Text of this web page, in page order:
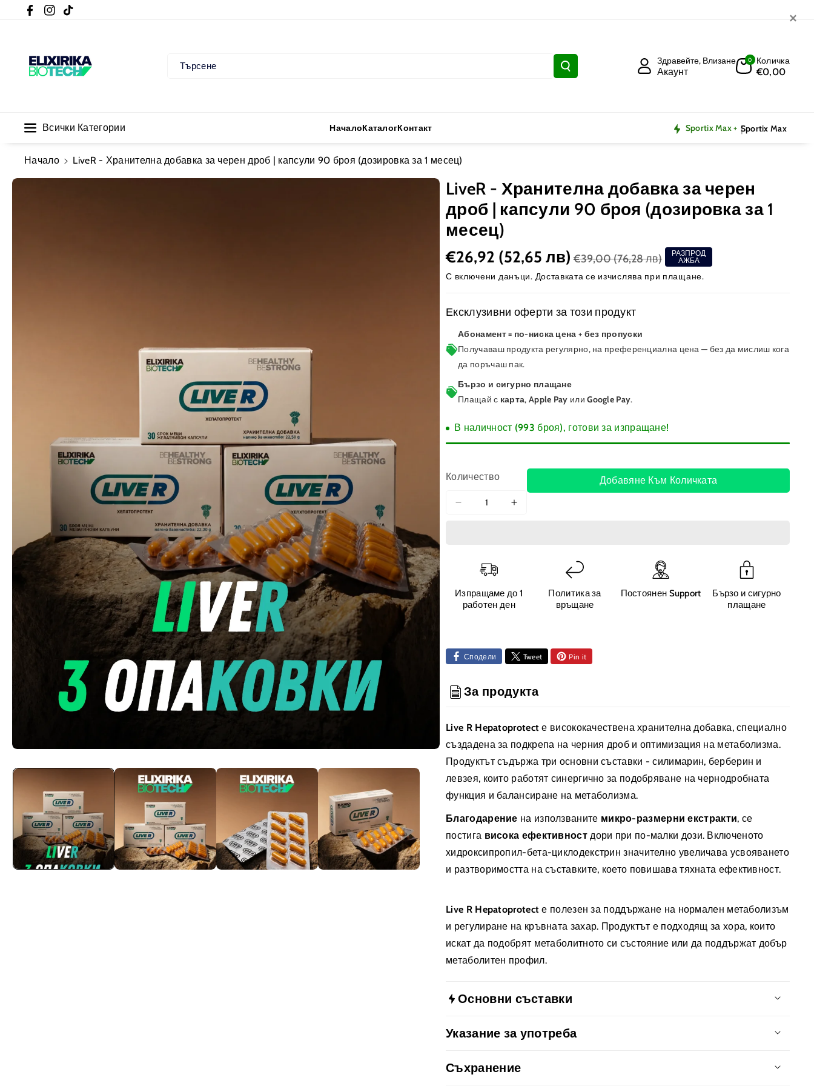
Ане Към С
Ъдържани
Facebook
Instagram
TikTok
Търсене
Здравейте, Влизане
Акаунт
0 Количка
€0,00
Всички Категории НачалоКаталогКонтакт Sportix Max + Sportix Max
Начало
LiveR - Хранителна добавка за черен дроб | капсули 90 броя (дозировка за 1 месец)
LiveR - Хранителна добавка за черен
дроб | капсули 90 броя (дозировка за 1
месец)
€26,92 (52,65 лв) €39,00(76,28 лв)
РАЗПРОД
АЖБА
С включени данъци. Доставката се изчислява при плащане.
Ексклузивни оферти за този продукт
Абонамент = по-ниска цена + без пропуски
Получаваш продукта регулярно, на преференциална цена — без да мислиш кога
да поръчаш пак.
Бързо и сигурно плащане
Плащай с карта, Apple Pay илиGoogle Pay.
В наличност (993 броя), готови за изпращане!
Количество
Намаляване
LiveR
Хранителна
добавка
|
капсули
броя
за
1
месец)
Увеличаване
Хранителна
добавка
|
капсули
броя
за
1
месец)
Добавяне Към Количката
Изпращаме до 1
работен ден
Политика за
връщане
Постоянен Support
Бързо и сигурно
плащане
Сподели Tweet Pin it
За продукта
Live R Hepatoprotect е висококачествена хранителна добавка, специално
създадена за подкрепа на черния дроб и оптимизация на метаболизма.
Продуктът съдържа три основни съставки - силимарин, берберин и
левзея, които работят синергично за подобряване на чернодробната
функция и балансиране на метаболизма.
Благодарение на използваните микро-размерни екстракти, се
постига висока ефективностдори при по-малки дози. Включеното
хидроксипропил-бета-циклодекстрин значително увеличава усвояването
и разтворимостта на съставките, което повишава тяхната ефективност.
Live R Hepatoprotect е полезен за поддържане на нормален метаболизъм
и регулиране на кръвната захар. Продуктът е подходящ за хора, които
искат да подобрят метаболитното си състояние или да поддържат добър
метаболитен профил.
Основни съставки
екстракт на Силимарин (80%) от семена на бял трън – 50 mg,
Aristata) - 100 mg, Стандартизиран екстракт на Левзея (Rhaponticum
Указание за употреба
Не превишавайте препоръчителната дневна доза.
Съхранение
×